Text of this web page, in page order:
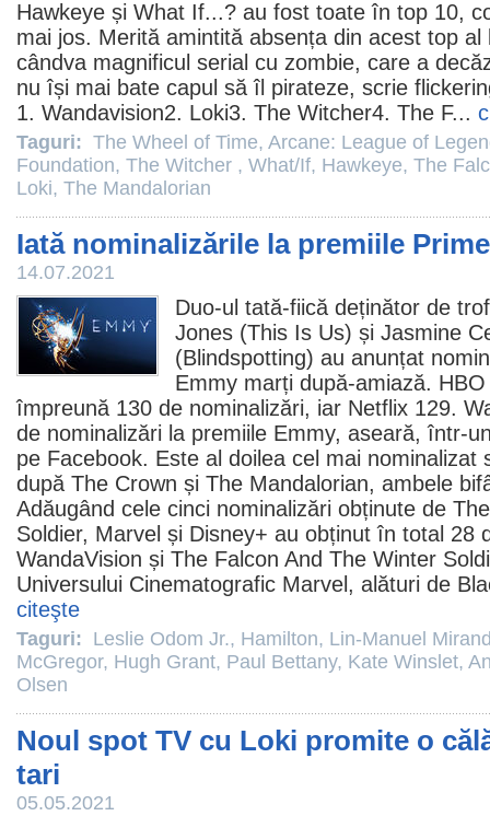
Hawkeye și What If...? au fost toate în top 10,
mai jos. Merită amintită absența din acest top al
cândva magnificul serial cu zombie, care a
nu își mai bate capul să îl pirateze, scrie
1. Wandavision2. Loki3. The Witcher4. The F...
Taguri: The Wheel of Time, Arcane: League of
Foundation, The Witcher , What/If, Hawkeye, The
Loki, The Mandalorian
Iată nominalizările la premiile
14.07.2021
Duo-ul tată-fiică deținător de
Jones (This Is Us) și Jasmine
(Blindspotting) au anunțat
Emmy marți după-amiază.
împreună 130 de nominalizări, iar Netflix 129.
de nominalizări la premiile Emmy, aseară, într-
pe Facebook. Este al doilea cel mai nominalizat
după The Crown și The Mandalorian, ambele
Adăugând cele cinci nominalizări obținute de
Soldier, Marvel și Disney+ au obținut în total 28
WandaVision și The Falcon And The Winter
Universului Cinematografic Marvel, alături de
citeşte
Taguri: Leslie Odom Jr., Hamilton, Lin-Manuel
McGregor, Hugh Grant, Paul Bettany, Kate Winslet,
Olsen
Noul spot TV cu Loki promite o
tari
05.05.2021